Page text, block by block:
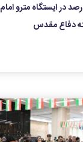
تجلیل از جانبازان بالای 70 درصد در ایستگاه مترو امام
دفاع مقدس